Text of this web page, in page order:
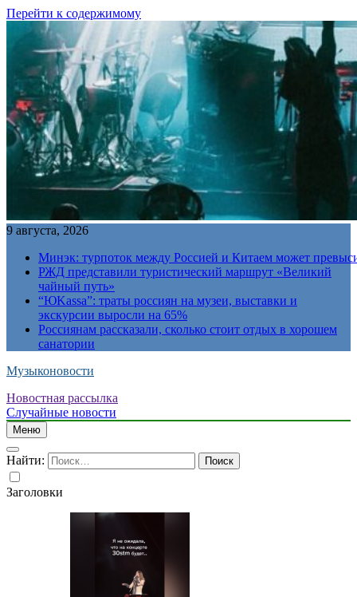
Перейти к содержимому
9 августа, 2026
Минэк: турпоток между Россией и Китаем может
РЖД представили туристический маршрут «Великий
чайный путь»
“ЮKassa”: траты россиян на музеи, выставки и
экскурсии выросли на 65%
Россиянам рассказали, сколько стоит отдых в хорошем
санатории
Музыконовости
Новостная рассылка
Случайные новости
Меню
Найти:
Заголовки